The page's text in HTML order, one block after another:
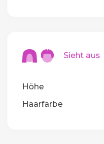
Sieht aus
Höhe
Haarfarbe